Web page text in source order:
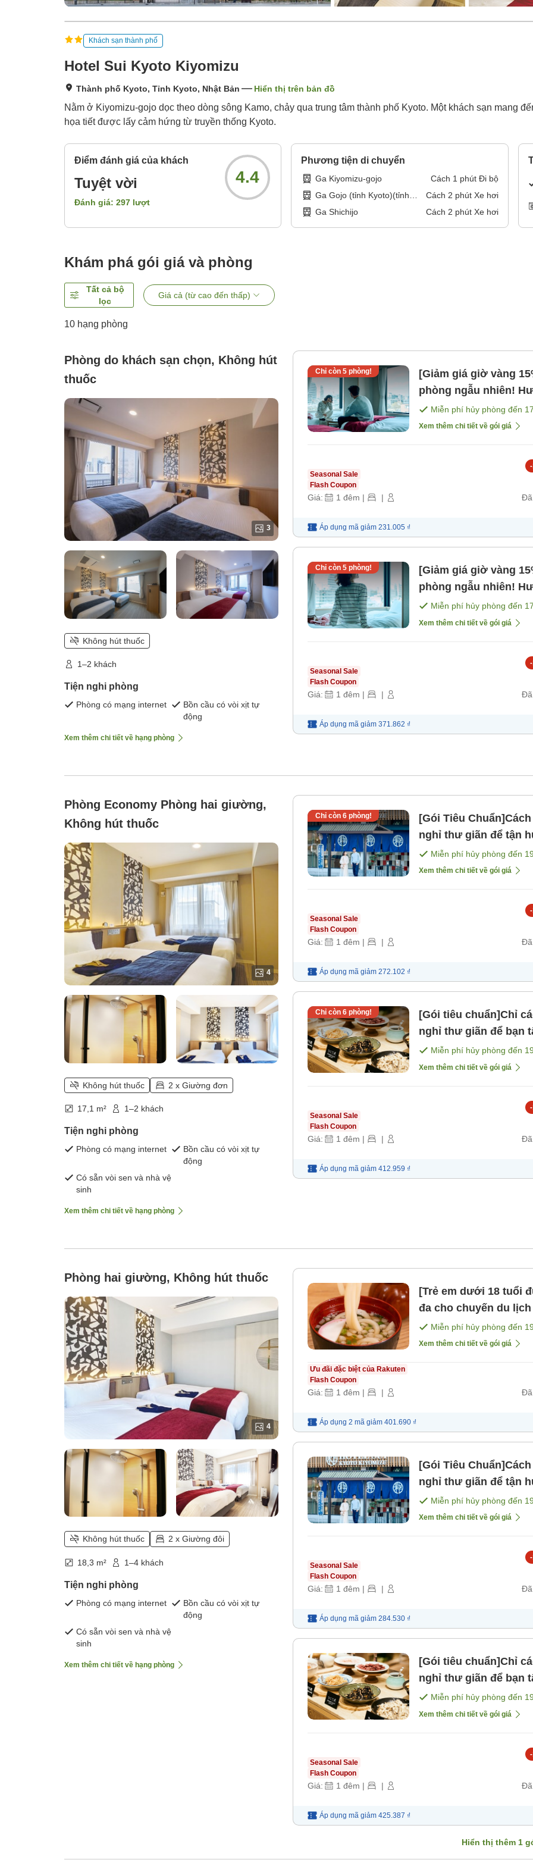
Khách sạn thành phố
Hotel Sui Kyoto Kiyomizu
Thành phố Kyoto, Tỉnh Kyoto, Nhật Bản Hiển thị trên bản đồ
Nằm ở Kiyomizu-gojo dọc theo dòng sông Kamo, chảy qua trung tâm thành phố Kyoto. Một khách sạn mang
họa tiết được lấy cảm hứng từ truyền thống Kyoto.
Điểm đánh giá của khách
Tuyệt vời
Đánh giá: 297 lượt
4.4
Phương tiện di chuyển
Ga Kiyomizu-gojo Cách 1 phút Đi bộ
Ga Gojo (tỉnh Kyoto)(tỉnh
Kyoto)
Cách 2 phút Xe hơi
Ga Shichijo
Cách 2 phút Xe hơi
Khám phá gói giá và phòng
Tất cả bộ
lọc
Giá cả (từ cao đến thấp)
10 hạng phòng
Phòng do khách sạn chọn, Không hút
thuốc
3
Không hút thuốc
1–2 khách
Tiện nghi phòng
Phòng có mạng internet
Bồn cầu có vòi xịt tự
động
Xem thêm chi tiết về hạng phòng
Chỉ còn 5phòng!
[Giảm giá giờ vàng
phòng ngẫu nhiên!
phòng đôi. [Không
Miễn phí hủy phòng đến
Xem thêm chi tiết về gói giá
Seasonal Sale
Flash Coupon
Giá: 1 đêm | |
-
Đã
Áp dụng mã giảm 231.005 ₫
Chỉ còn 5phòng!
[Giảm giá giờ vàng
phòng ngẫu nhiên!
phòng đôi. [Bữa sáng]
Miễn phí hủy phòng đến
Xem thêm chi tiết về gói giá
Seasonal Sale
Flash Coupon
Giá: 1 đêm | |
-
Đã
Áp dụng mã giảm 371.862 ₫
Phòng Economy Phòng hai giường,
Không hút thuốc
4
Không hút thuốc 2 x Giường đơn
17,1 m² 1–2 khách
Tiện nghi phòng
Phòng có mạng internet
Bồn cầu có vòi xịt tự
động
Có sẵn vòi sen và nhà vệ
sinh
Xem thêm chi tiết về hạng phòng
Chỉ còn 6phòng!
[Gói Tiêu
nghỉ thư giãn để tận
Không kèm bữa ăn＞
Miễn phí hủy phòng đến
Xem thêm chi tiết về gói giá
Seasonal Sale
Flash Coupon
Giá: 1 đêm | |
-
Đã
Áp dụng mã giảm 272.102 ₫
Chỉ còn 6phòng!
[Gói tiêu chuẩn]Chỉ
nghỉ thư giãn để bạn
bữa sáng＞ [Bữa
Miễn phí hủy phòng đến
Xem thêm chi tiết về gói giá
Seasonal Sale
Flash Coupon
Giá: 1 đêm | |
-
Đã
Áp dụng mã giảm 412.959 ₫
Phòng hai giường, Không hút thuốc
4
Không hút thuốc 2 x Giường đôi
18,3 m² 1–4 khách
Tiện nghi phòng
Phòng có mạng internet
Bồn cầu có vòi xịt tự
động
Có sẵn vòi sen và nhà vệ
sinh
Xem thêm chi tiết về hạng phòng
[Trẻ em dưới 18 tuổi
đa cho chuyến du lịch gia đình Chỉ cung
bao gồm bữa ăn]
Miễn phí hủy phòng đến
Xem thêm chi tiết về gói giá
Ưu đãi đặc biệt của Rakuten
Flash Coupon
Giá: 1 đêm | | Đã
Áp dụng 2 mã giảm 401.690 ₫
[Gói Tiêu
nghỉ thư giãn để tận
Không kèm bữa ăn＞
Miễn phí hủy phòng đến
Xem thêm chi tiết về gói giá
Seasonal Sale
Flash Coupon
Giá: 1 đêm | |
-
Đã
Áp dụng mã giảm 284.530 ₫
[Gói tiêu chuẩn]Chỉ
nghỉ thư giãn để bạn
bữa sáng＞ [Bữa
Miễn phí hủy phòng đến
Xem thêm chi tiết về gói giá
Seasonal Sale
Flash Coupon
Giá: 1 đêm | |
-
Đã
Áp dụng mã giảm 425.387 ₫
Hiển thị thêm 1